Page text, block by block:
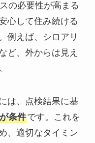
の必要性が高まる
心して住み続ける
例えば、シロアリ
ど、外からは見え
は、点検結果に基
条件です。これを
、適切なタイミン